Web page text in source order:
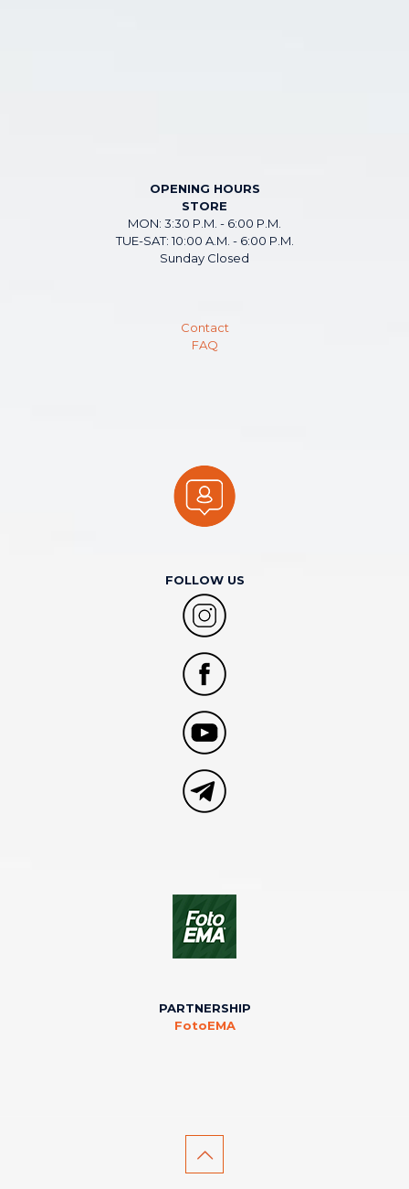
OPENING HOURS
STORE
MON: 3:30 P.M. - 6:00 P.M.
TUE-SAT: 10:00 A.M. - 6:00 P.M.
Sunday Closed
Contact
FAQ
FOLLOW US
PARTNERSHIP
FotoEMA